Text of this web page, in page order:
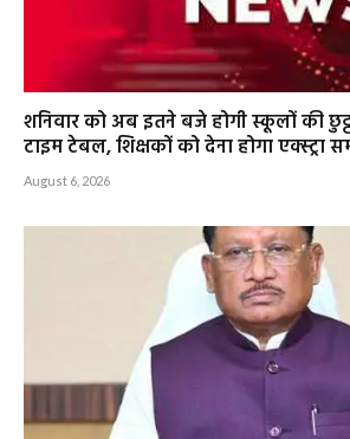
शनिवार को अब इतने बजे होगी स्कूलों की
टाइम टेबल, शिक्षकों को देना होगा एक्स्ट्रा
August 6, 2026